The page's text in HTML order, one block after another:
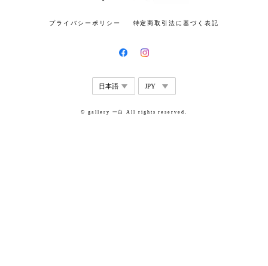
プライバシーポリシー 特定商取引法に基づく表記
© gallery 一白 All rights reserved.